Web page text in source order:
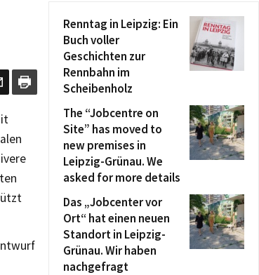
Renntag in Leipzig: Ein
Buch voller
Geschichten zur
Rennbahn im
Scheibenholz
The “Jobcentre on
Site” has moved to
new premises in
Leipzig-Grünau. We
asked for more details
Das „Jobcenter vor
Ort“ hat einen neuen
Standort in Leipzig-
Grünau. Wir haben
nachgefragt